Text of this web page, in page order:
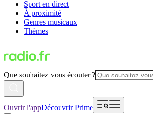
Sport en direct
À proximité
Genres musicaux
Thèmes
Que souhaitez-vous écouter ?
Ouvrir l'appDécouvrir Prime